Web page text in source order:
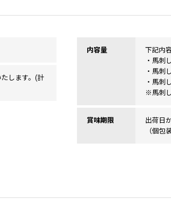
します。(計
内容量
下記内
・馬刺
・馬刺
・馬刺
※馬刺
賞味期限
出荷日
（個包